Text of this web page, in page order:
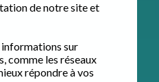
de notre site et
sur
comme les réseaux
répondre à vos